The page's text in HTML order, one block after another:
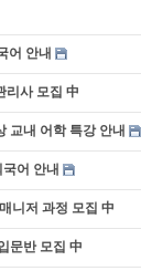
어 안내
리사 모집 中
교내 어학 특강 안내
어 안내
니저 과정 모집 中
문반 모집 中